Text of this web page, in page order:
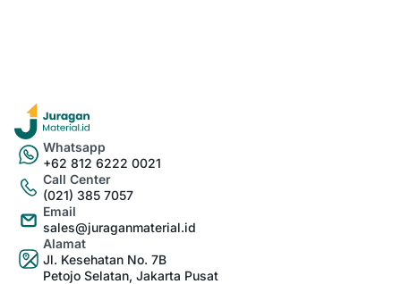
Whatsapp
+62 812 6222 0021
Call Center
(021) 385 7057
Email
sales@juraganmaterial.id
Alamat
Jl. Kesehatan No. 7B
Petojo Selatan, Jakarta Pusat